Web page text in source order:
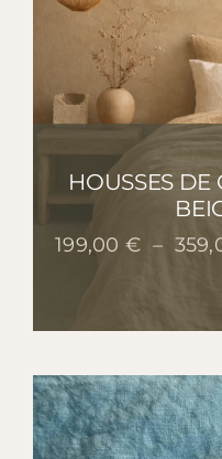
HOUSSES DE
199,00 € –